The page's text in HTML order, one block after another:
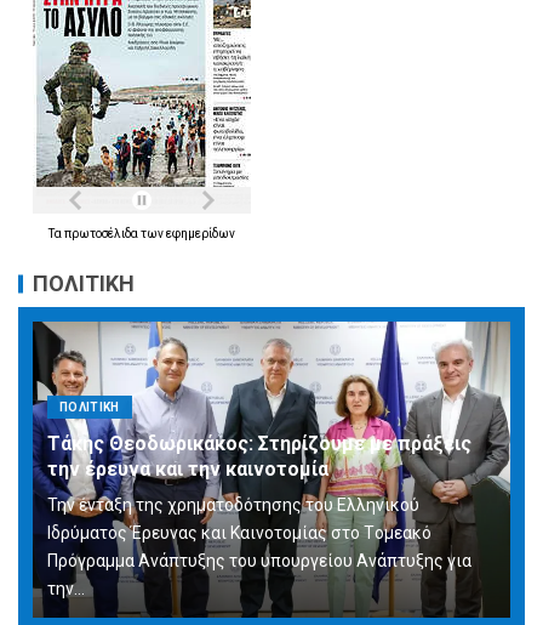
Τα πρωτοσέλιδα τωνεφημερίδων
ΠΟΛΙΤΙΚΗ
ΠΟΛΙΤΙΚΗ
Τάκης Θεοδωρικάκος: Στηρίζουμε με πράξεις
την έρευνα και την καινοτομία
Την ένταξη της χρηματοδότησης του Ελληνικού
Ιδρύματος Έρευνας και Καινοτομίας στο Tομεακό
Πρόγραμμα Ανάπτυξης του υπουργείου Ανάπτυξης για
την…